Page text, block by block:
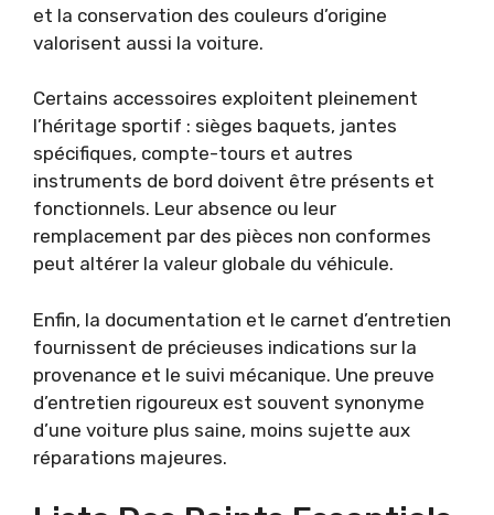
et la conservation des couleurs d’origine
valorisent aussi la voiture.
Certains accessoires exploitent pleinement
l’héritage sportif : sièges baquets, jantes
spécifiques, compte-tours et autres
instruments de bord doivent être présents et
fonctionnels. Leur absence ou leur
remplacement par des pièces non conformes
peut altérer la valeur globale du véhicule.
Enfin, la documentation et le carnet d’entretien
fournissent de précieuses indications sur la
provenance et le suivi mécanique. Une preuve
d’entretien rigoureux est souvent synonyme
d’une voiture plus saine, moins sujette aux
réparations majeures.